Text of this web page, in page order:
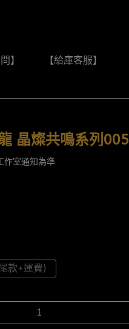
】 【給庫客服】
晶燦共鳴系列005
作室通知為準
款+運費)